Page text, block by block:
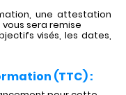
une attestation
sera remise
visés, les dates,
(TTC) :